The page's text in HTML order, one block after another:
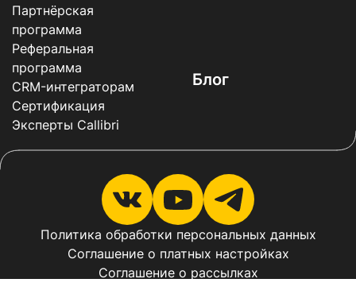
Блог
Партнёрская
программа
Реферальная
программа
CRM-интеграторам
Сертификация
Эксперты Callibri
Политика обработки персональных данных
Соглашение о платных настройках
Соглашение о рассылках